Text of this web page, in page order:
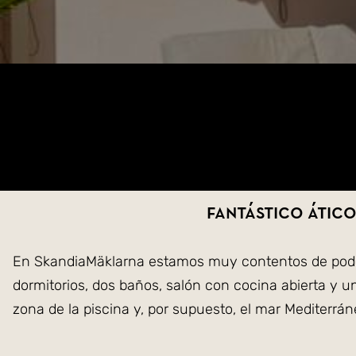
Fantástico ático
En SkandiaMäklarna estamos muy contentos de
dormitorios, dos baños, salón con cocina abierta y
zona de la piscina y, por supuesto, el mar
de buena calidad. La comunidad cuenta con dos